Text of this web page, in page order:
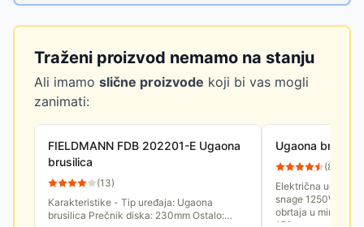
Traženi proizvod nemamo na stanju
Ali imamo slične proizvode koji bi vas mogli
zanimati:
FIELDMANN FDB 202201-E Ugaona
brusilica
(13)
Karakteristike - Tip uređaja: Ugaona
brusilica Prečnik diska: 230mm Ostalo:
Ugaona
(89
Električna ugaona
snage 1250W koji
obrtaja u minuti.